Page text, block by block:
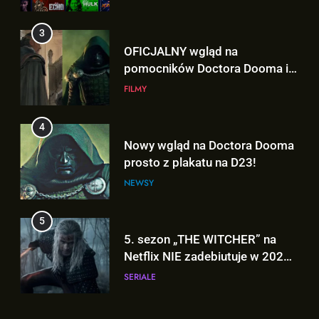
4
Nowy wgląd na Doctora Dooma
5
5. sezon „THE WITCHER” na
6
Co naprawdę wydarzyło się na
5